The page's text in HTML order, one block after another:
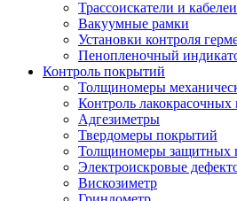
Трассоискатели и
Вакуумные рамки
Установки контроля
Пенопленочный
Контроль покрытий
Толщиномеры
Контроль
Адгезиметры
Твердомеры покрытий
Толщиномеры защитных
Электроискровые
Вискозиметр